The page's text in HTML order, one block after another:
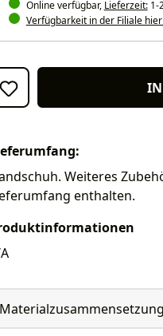
Online verfügbar, Lieferzeit:1-
Verfügbarkeit in der Filiale
Weiteres
enthalten.
Materialzusammensetzung